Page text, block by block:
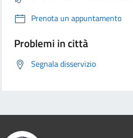
Prenota un appuntamento
Problemi in città
Segnala disservizio